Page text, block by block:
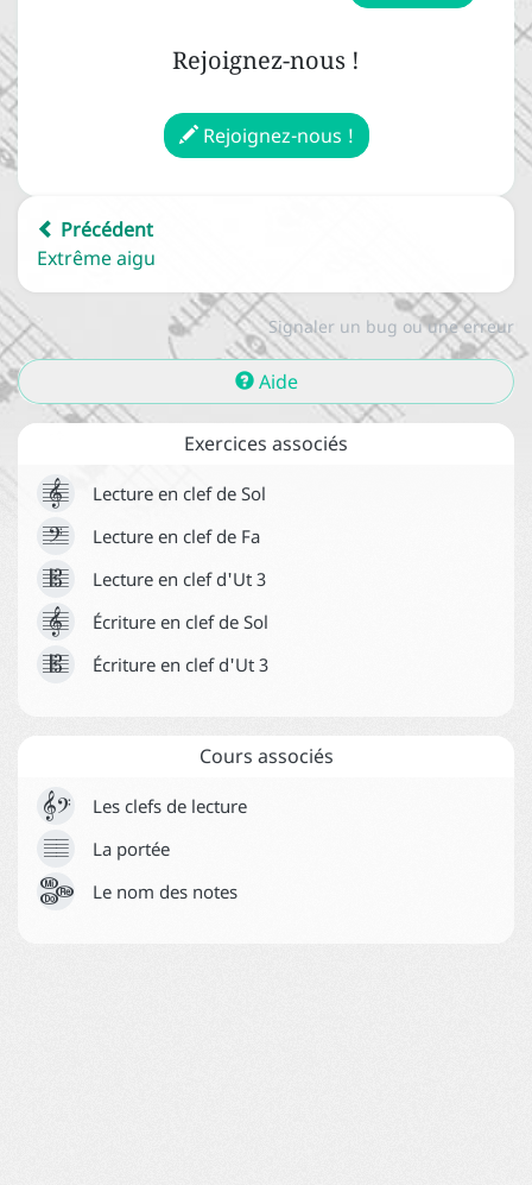
constitutives
Les intervalles




Les intervalles


 La qualification des intervalles

 Le renversement des intervalles
Contact
À propos
Rejoignez-nous !
Rejoignez-nous !
Précédent
Extrême aigu
Signaler un bug ou une erreur
Aide
Exercices associés

 Lecture en clef de Sol

 Lecture en clef de Fa

 Lecture en clef d'Ut 3

 Écriture en clef de Sol

 Écriture en clef d'Ut 3
Cours associés
 Les clefs de lecture
 La portée

 Le nom des notes